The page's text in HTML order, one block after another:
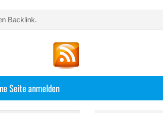
Backlink.
Seite anmelden